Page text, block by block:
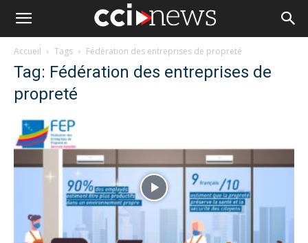
Accueil Tags Fédération des entreprises de propreté
Tag: Fédération des entreprises de
propreté